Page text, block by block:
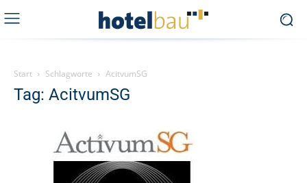
Start Schlagworte AcitvumSG
Tag: AcitvumSG